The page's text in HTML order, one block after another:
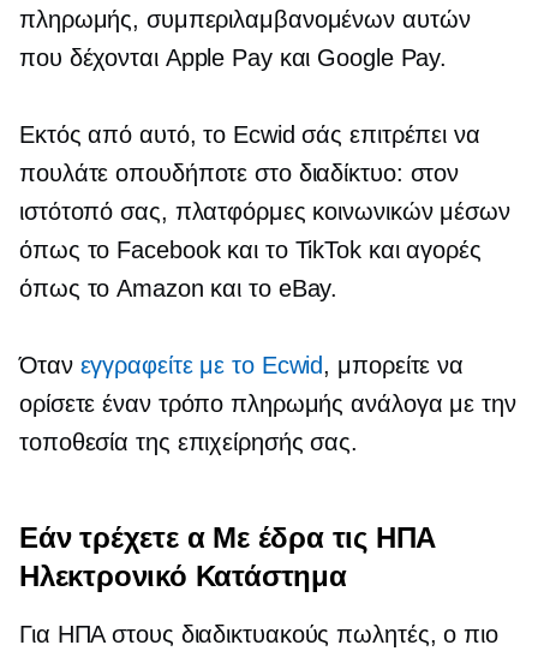
πληρωμής, συμπεριλαμβανομένων αυτών
που δέχονται Apple Pay και Google Pay.
Εκτός από αυτό, το Ecwid σάς επιτρέπει να
πουλάτε οπουδήποτε στο διαδίκτυο: στον
ιστότοπό σας, πλατφόρμες κοινωνικών μέσων
όπως το Facebook και το TikTok και αγορές
όπως το Amazon και το eBay.
Όταν εγγραφείτε με το Ecwid, μπορείτε να
ορίσετε έναν τρόπο πληρωμής ανάλογα με την
τοποθεσία της επιχείρησής σας.
Εάν τρέχετε α Με έδρα τις ΗΠΑ
Ηλεκτρονικό Κατάστημα
Για ΗΠΑστους διαδικτυακούς πωλητές, ο πιο